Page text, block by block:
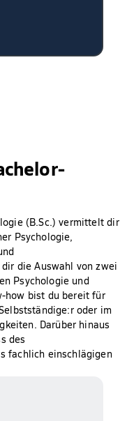
(B.Sc.) vermittelt dir
Psychologie,
die Auswahl von zwei
Psychologie und
how bist du bereit für
oder im
Darüber hinaus
des
fachlich einschlägigen